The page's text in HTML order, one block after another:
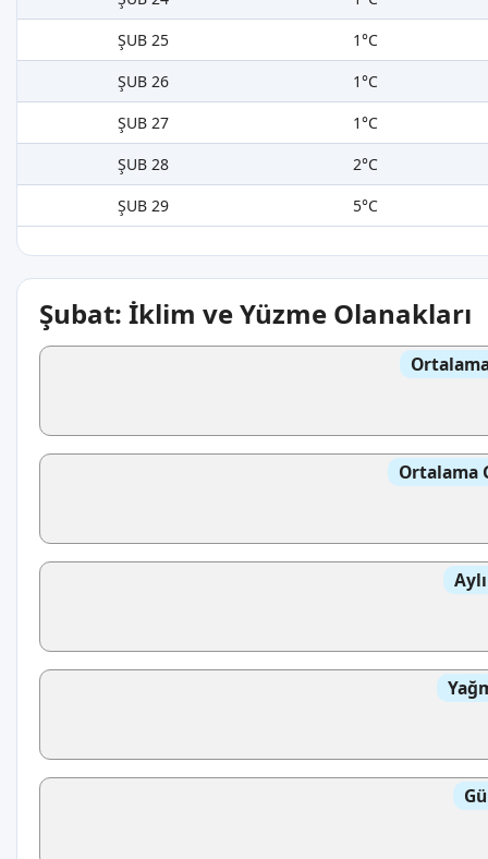
ŞUB 25
1°C
ŞUB 26
1°C
ŞUB 27
1°C
ŞUB 28
2°C
ŞUB 29
5°C
Şubat: İklim ve Yüzme Olanakları
Ortalama
Ortalama